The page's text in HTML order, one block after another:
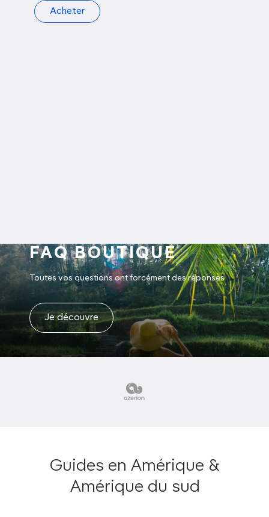
Acheter
FAQ BOUTIQUE
Toutes vos questions ont forcément des réponses
Je découvre
Guides en Amérique &
Amérique du sud